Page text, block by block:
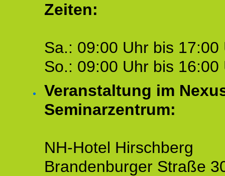
Zeiten:
Sa.: 09:00 Uhr bis 17:00
So.: 09:00 Uhr bis 16:00
Veranstaltung im
Seminarzentrum:
NH-Hotel Hirschberg
Brandenburger Straße